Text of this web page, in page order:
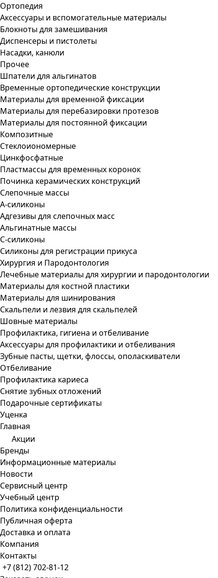
Ортопедия
Аксессуары и вспомогательные материалы
Блокноты для замешивания
Диспенсеры и пистолеты
Насадки, канюли
Прочее
Шпатели для альгинатов
Временные ортопедические конструкции
Материалы для временной фиксации
Материалы для перебазировки протезов
Материалы для постоянной фиксации
Композитные
Стеклоиономерные
Цинкфосфатные
Пластмассы для временных коронок
Починка керамических конструкций
Слепочные массы
А-силиконы
Адгезивы для слепочных масс
Альгинатные массы
С-силиконы
Силиконы для регистрации прикуса
Хирургия и Пародонтология
Лечебные материалы для хирургии и пародонтологии
Материалы для костной пластики
Материалы для шинирования
Скальпели и лезвия для скальпелей
Шовные материалы
Профилактика, гигиена и отбеливание
Аксессуары для профилактики и отбеливания
Зубные пасты, щетки, флоссы, ополаскиватели
Отбеливание
Профилактика кариеса
Снятие зубных отложений
Подарочные сертификаты
Уценка
Главная
Акции
Бренды
Информационные материалы
Новости
Сервисный центр
Учебный центр
Политика конфиденциальности
Публичная оферта
Доставка и оплата
Компания
Контакты
+7 (812) 702-81-12